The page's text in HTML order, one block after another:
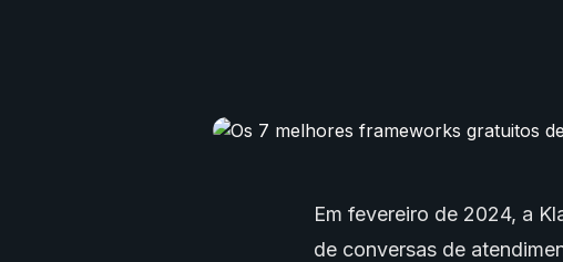
Em fevereiro de 2024, a
de conversas de